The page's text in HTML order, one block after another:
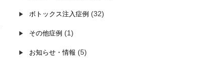
ボトックス注入症例 (32)
その他症例 (1)
お知らせ・情報 (5)